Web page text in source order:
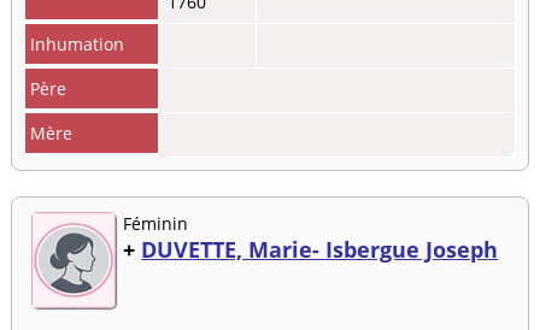
Inhumation
Père
Mère
Féminin
+ DUVETTE, Marie- Isbergue Joseph